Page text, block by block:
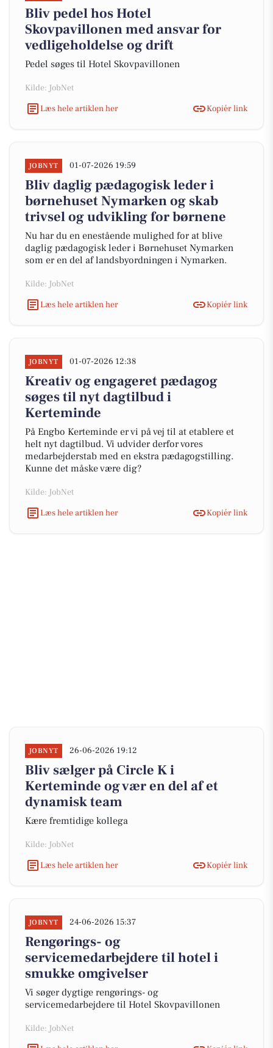
Bliv pedel hos Hotel
Skovpavillonen med ansvar for
vedligeholdelse og drift
Pedel søges til Hotel Skovpavillonen
Kilde: JobNet
Læs hele artiklen her
Kopiér link
JOBNYT 01-07-2026 19:59
Bliv daglig pædagogisk leder i
børnehuset Nymarken og skab
trivsel og udvikling for børnene
Nu har du en enestående mulighed for at blive
daglig pædagogisk leder i Børnehuset Nymarken
som er en del af landsbyordningen i Nymarken.
Kilde: JobNet
Læs hele artiklen her
Kopiér link
JOBNYT 01-07-2026 12:38
Kreativ og engageret pædagog
søges til nyt dagtilbud i
Kerteminde
På Engbo Kerteminde er vi på vej til at etablere et
helt nyt dagtilbud. Vi udvider derfor vores
medarbejderstab med en ekstra pædagogstilling.
Kunne det måske være dig?
Kilde: JobNet
Læs hele artiklen her
Kopiér link
JOBNYT 26-06-2026 19:12
Bliv sælger på Circle K i
Kerteminde og vær en del af et
dynamisk team
Kære fremtidige kollega
Kilde: JobNet
Læs hele artiklen her
Kopiér link
JOBNYT 24-06-2026 15:37
Rengørings- og
servicemedarbejdere til hotel i
smukke omgivelser
Vi søger dygtige rengørings- og
servicemedarbejdere til Hotel Skovpavillonen
Kilde: JobNet